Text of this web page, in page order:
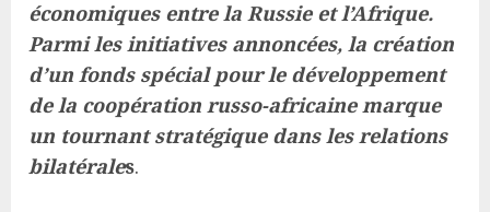
économiques entre la Russie et l’Afrique.
Parmi les initiatives annoncées, la création
d’un fonds spécial pour le développement
de la coopération russo-africaine marque
un tournant stratégique dans les relations
bilatérales.